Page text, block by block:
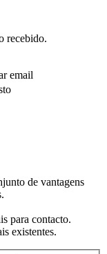
recebido.
email
de vantagens
para contacto.
existentes.